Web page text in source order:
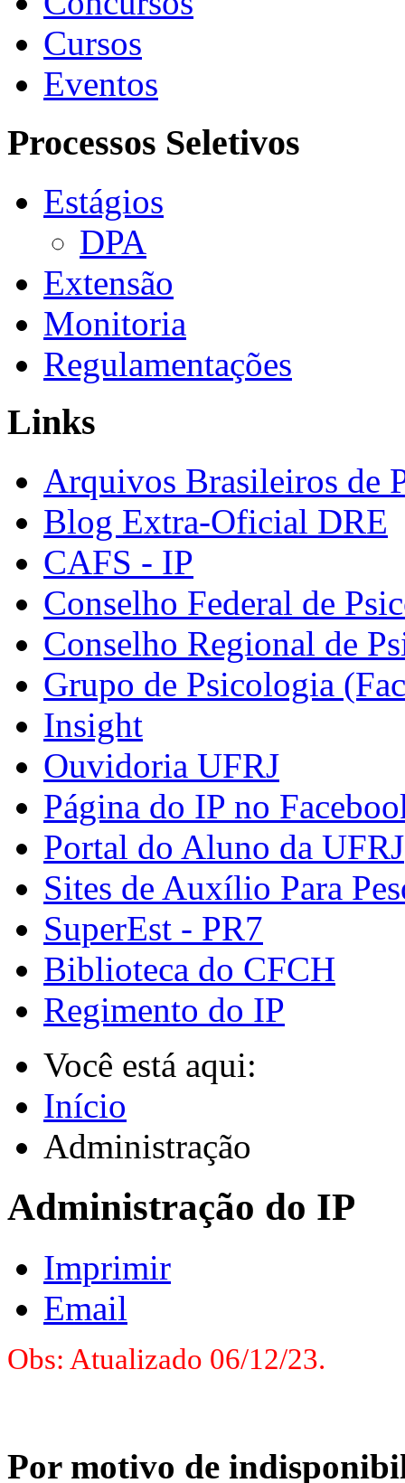
Cursos
Eventos
Processos Seletivos
Estágios
DPA
Extensão
Monitoria
Regulamentações
Links
Arquivos Brasileiros de
Blog Extra-Oficial DRE
CAFS - IP
Conselho Federal de
Conselho Regional de
Grupo de Psicologia
Insight
Ouvidoria UFRJ
Página do IP no
Portal do Aluno da UFRJ
Sites de Auxílio Para
SuperEst - PR7
Biblioteca do CFCH
Regimento do IP
Você está aqui:
Início
Administração
Administração do IP
Imprimir
Email
Obs: Atualizado 06/12/23.
Por motivo de